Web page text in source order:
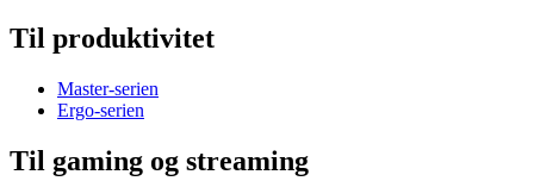
Til produktivitet
Master-serien
Ergo-serien
Til gaming og streaming